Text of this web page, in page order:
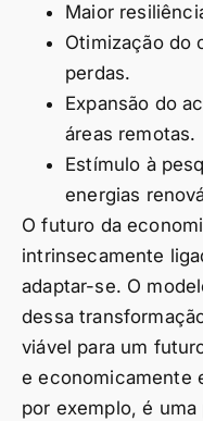
Maior
Otimização do
perdas.
Expansão do
áreas remotas.
Estímulo à
energias
O futuro da
intrinsecamente
adaptar-se. O
dessa
viável para um
e economicamente
por exemplo, é